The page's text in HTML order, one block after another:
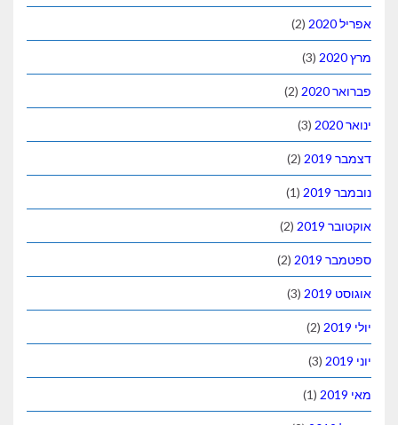
אפריל 2020 (2)
מרץ 2020 (3)
פברואר 2020 (2)
ינואר 2020 (3)
דצמבר 2019 (2)
נובמבר 2019 (1)
אוקטובר 2019 (2)
ספטמבר 2019 (2)
אוגוסט 2019 (3)
יולי 2019 (2)
יוני 2019 (3)
מאי 2019 (1)